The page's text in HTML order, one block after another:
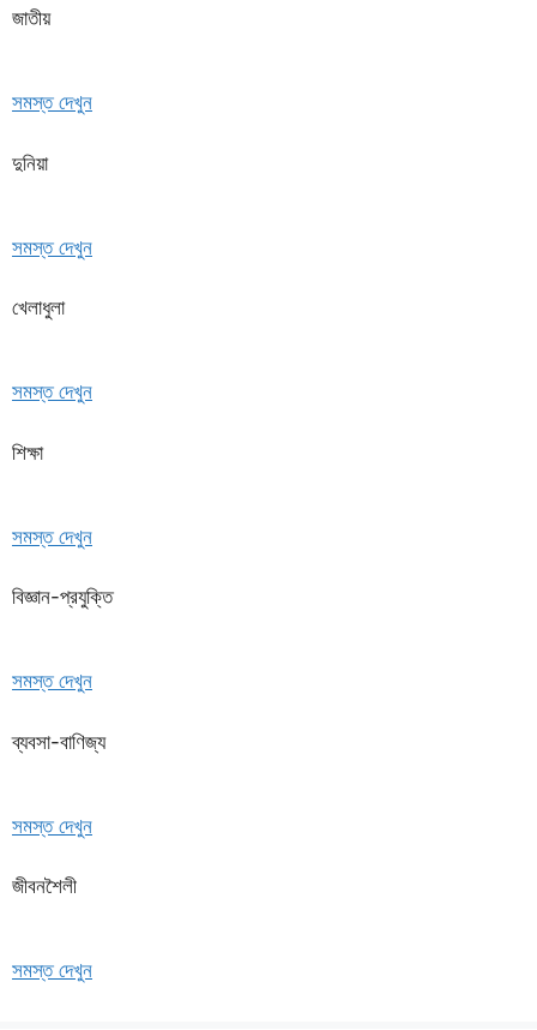
জাতীয়
সমস্ত দেখুন
দুনিয়া
সমস্ত দেখুন
খেলাধুলা
সমস্ত দেখুন
শিক্ষা
সমস্ত দেখুন
বিজ্ঞান-প্রযুক্তি
সমস্ত দেখুন
ব্যবসা-বাণিজ্য
সমস্ত দেখুন
জীবনশৈলী
সমস্ত দেখুন